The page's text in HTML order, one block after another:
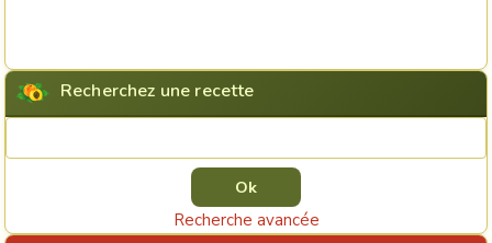
Recherchez une recette
Recherche avancée